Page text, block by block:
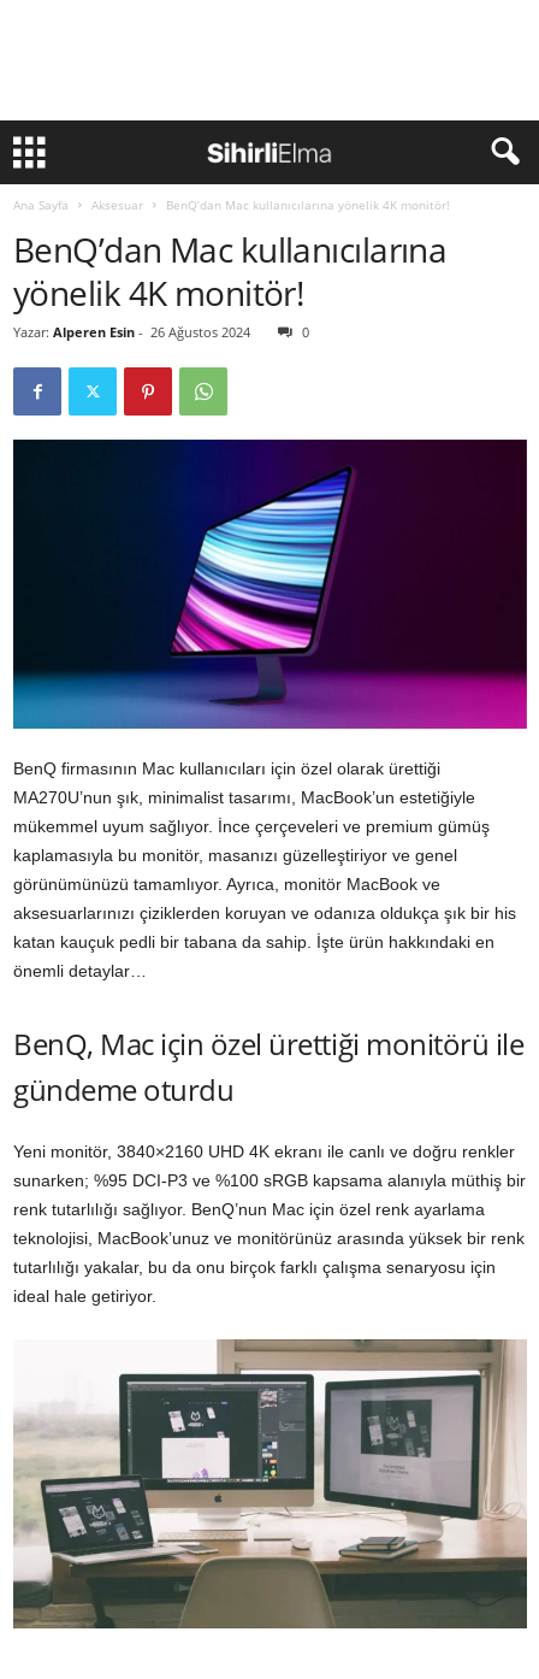
Ana Sayfa Aksesuar BenQ’dan Mac kullanıcılarına yönelik 4K monitör!
BenQ’dan Mac kullanıcılarına
yönelik 4K monitör!
Yazar: Alperen Esin - 26 Ağustos 2024 0
BenQ firmasının Mac kullanıcıları için özel olarak ürettiği
MA270U’nun şık, minimalist tasarımı, MacBook’un estetiğiyle
mükemmel uyum sağlıyor. İnce çerçeveleri ve premium gümüş
kaplamasıyla bu monitör, masanızı güzelleştiriyor ve genel
görünümünüzü tamamlıyor. Ayrıca, monitör MacBook ve
aksesuarlarınızı çiziklerden koruyan ve odanıza oldukça şık bir his
katan kauçuk pedli bir tabana da sahip. İşte ürün hakkındaki en
önemli detaylar…
BenQ, Mac için özel ürettiği monitörü ile
gündeme oturdu
Yeni monitör, 3840×2160 UHD 4K ekranı ile canlı ve doğru renkler
sunarken; %95 DCI-P3 ve %100 sRGB kapsama alanıyla müthiş bir
renk tutarlılığı sağlıyor. BenQ’nun Mac için özel renk ayarlama
teknolojisi, MacBook’unuz ve monitörünüz arasında yüksek bir renk
tutarlılığı yakalar, bu da onu birçok farklı çalışma senaryosu için
ideal hale getiriyor.